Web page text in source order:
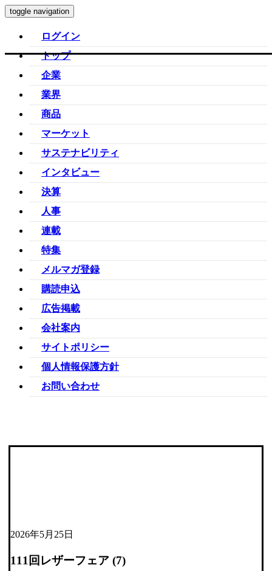
toggle navigation
ログイン
トップ
企業
業界
商品
マーケット
サステナビリティ
インタビュー
決算
人事
連載
特集
メルマガ登録
購読申込
広告掲載
会社案内
サイトポリシー
個人情報保護方針
お問い合わせ
2026年5月25日
111回レザーフェア (7)